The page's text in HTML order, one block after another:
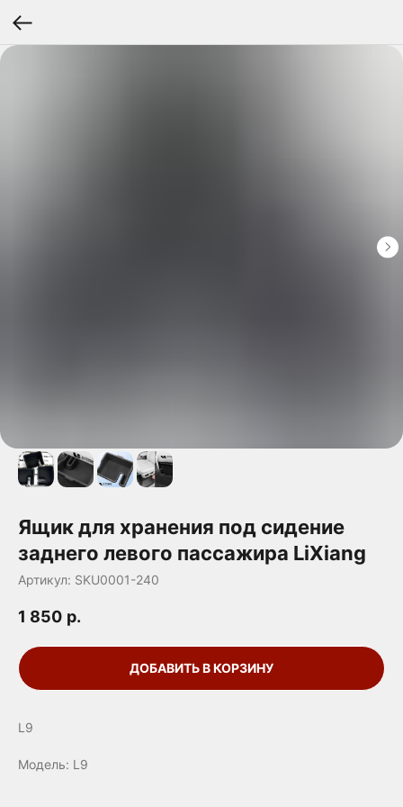
Ящик для хранения под сидение
заднего левого пассажира LiXiang
Артикул: SKU0001-240
1 850 р.
ДОБАВИТЬ В КОРЗИНУ
L9
Модель: L9